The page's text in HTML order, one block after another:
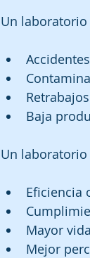
Un
Retrabajos
Baja
Un
Eficiencia
Mayor
Mejor